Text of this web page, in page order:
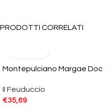
PRODOTTI CORRELATI
Montepulciano Margae Doc
Il Feuduccio
€35,69